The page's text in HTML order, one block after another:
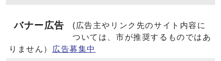
バナー広告
(広告主やリンク先のサイト内容に
ついては、市が推奨するものではあ
りません）
広告募集中